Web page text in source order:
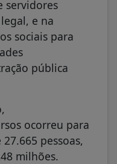
servidores
e na
sociais para
pública
ocorreu para
pessoas,
milhões.